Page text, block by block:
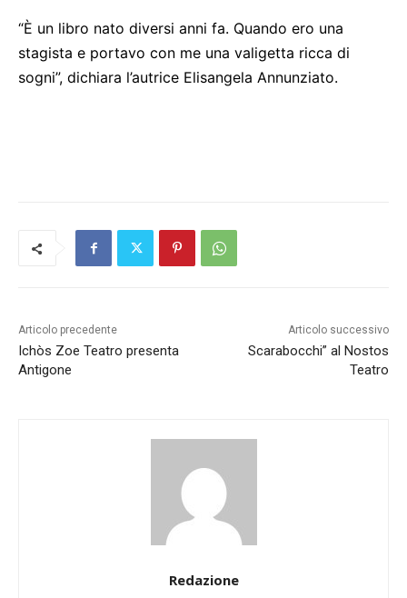
“È un libro nato diversi anni fa. Quando ero una
stagista e portavo con me una valigetta ricca di
sogni”, dichiara l’autrice Elisangela Annunziato.
Articolo precedente
Ichòs Zoe Teatro presenta
Antigone
Articolo successivo
Scarabocchi” al Nostos
Teatro
Redazione